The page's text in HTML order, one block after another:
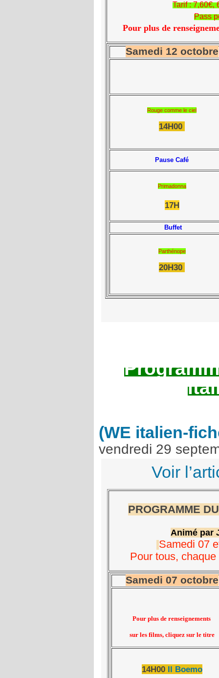
Tarif :
Pass
Pour plus de
Samedi 12 octobre
Rouge comme le ciel
14H00
Pause Café
Primadonna
17H
Buffet
Parthénope
20H30
(WE italien-
vendredi 29
Voir
PROGRAMME
Animé par
Samedi 07
Pour tous,
Samedi 07 octobre
Pour plus de renseignements
sur les films, cliquez sur le titre
14H00 Il Boemo